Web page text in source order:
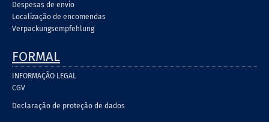
Despesas de envio
Localização de encomendas
Verpackungsempfehlung
FORMAL
INFORMAÇÃO LEGAL
CGV
Declaração de proteção de dados